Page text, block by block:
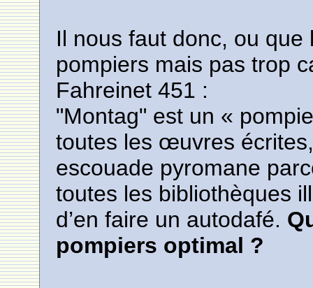
Il nous faut donc, ou
pompiers mais pas trop
Fahreinet 451 :
"Montag" est un «
toutes les œuvres
escouade pyromane
toutes les bibliothèques
d’en faire un autodafé.
pompiers optimal ?